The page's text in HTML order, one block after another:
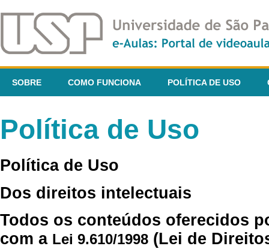
SOBRE COMO FUNCIONA POLÍTICA DE USO
Política de Uso
Política de Uso
Dos direitos intelectuais
Todos os conteúdos oferecidos
com a Lei 9.610/1998 (Lei de